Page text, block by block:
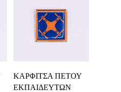
Καλάθι
ΚΑΡΦΙΤΣΑ ΠΕΤΟΥ
ΕΚΠΑΙΔΕΥΤΩΝ